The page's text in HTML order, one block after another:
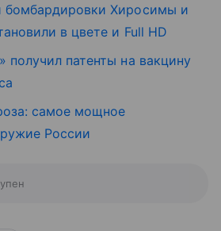
бомбардировки Хиросимы и
в цвете и Full HD
получил патенты на вакцину
самое мощное
России